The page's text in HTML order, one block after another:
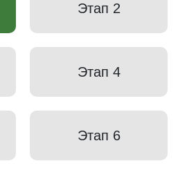
Этап 2
Этап 4
Этап 6